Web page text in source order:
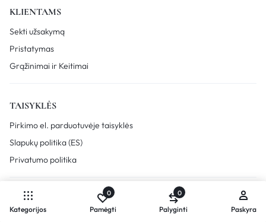
KLIENTAMS
Sekti užsakymą
Pristatymas
Grąžinimai ir Keitimai
TAISYKLĖS
Pirkimo el. parduotuvėje taisyklės
Slapukų politika (ES)
Privatumo politika
Autorinės teisės © 2026 ODONUM, Visos teisės saugomos.
Kategorijos
0
Pamėgti
0
Palyginti Paskyra
Palyginkite produktus